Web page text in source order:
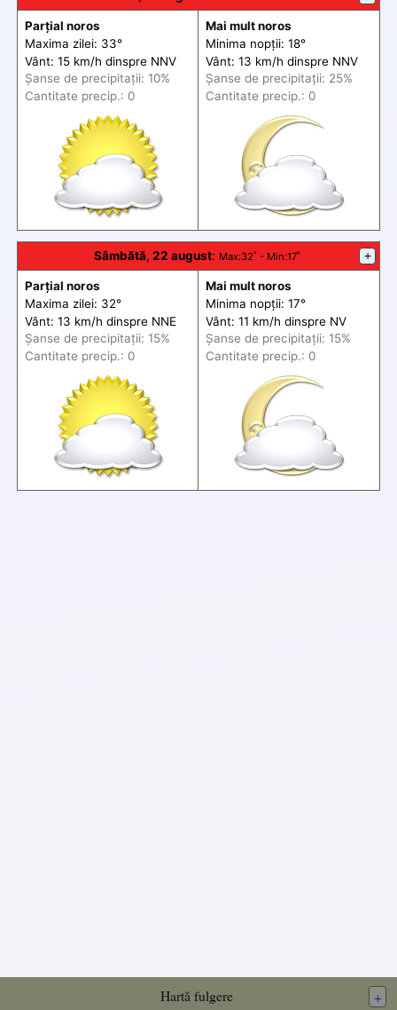
Parțial noros
Maxima zilei: 33°
Vânt: 15 km/h dinspre NNV
Șanse de precipitații: 10%
Cantitate precip.: 0
Mai mult noros
Minima nopții: 18°
Vânt: 13 km/h dinspre NNV
Șanse de precipitații: 25%
Cantitate precip.: 0
Sâmbătă, 22 august: Max:32˚ - Min:17˚ +
Parțial noros
Maxima zilei: 32°
Vânt: 13 km/h dinspre NNE
Șanse de precipitații: 15%
Cantitate precip.: 0
Mai mult noros
Minima nopții: 17°
Vânt: 11 km/h dinspre NV
Șanse de precipitații: 15%
Cantitate precip.: 0
Hartă fulgere +